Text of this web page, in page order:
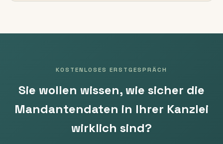
KOSTENLOSES ERSTGESPRÄCH
Sie wollen wissen, wie sicher die
Mandantendaten in Ihrer Kanzlei
wirklich sind?